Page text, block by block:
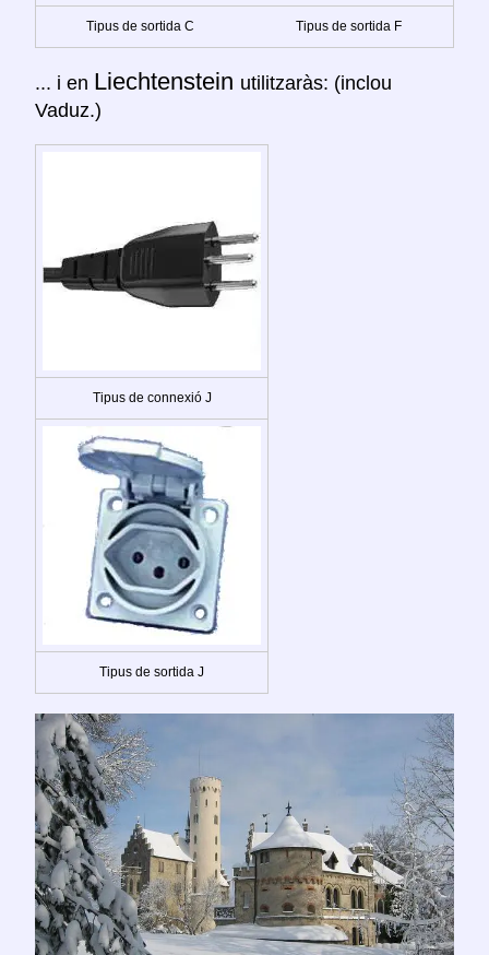
Tipus de sortida C Tipus de sortida F
... i en Liechtenstein utilitzaràs: (inclou
Vaduz.)
Tipus de connexió J
Tipus de sortida J